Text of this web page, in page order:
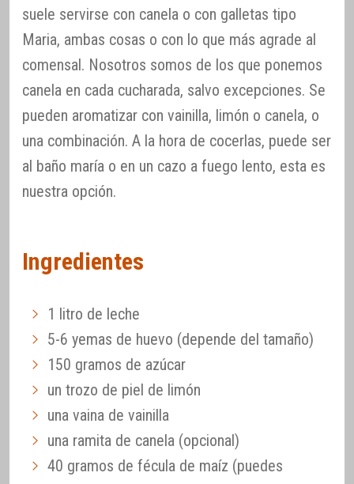
suele servirse con canela o con galletas tipo
Maria, ambas cosas o con lo que más agrade al
comensal. Nosotros somos de los que ponemos
canela en cada cucharada, salvo excepciones. Se
pueden aromatizar con vainilla, limón o canela, o
una combinación. A la hora de cocerlas, puede ser
al baño maría o en un cazo a fuego lento, esta es
nuestra opción.
Ingredientes
1 litro de leche
5-6 yemas de huevo (depende del tamaño)
150 gramos de azúcar
un trozo de piel de limón
una vaina de vainilla
una ramita de canela (opcional)
40 gramos de fécula de maíz (puedes